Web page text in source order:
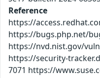
Reference
https://
https://bugs.php.net/
https://nvd.nist.gov/
https://security-
7071 https://